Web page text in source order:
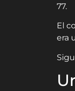
77.
El
era